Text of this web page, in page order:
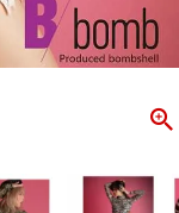
新作